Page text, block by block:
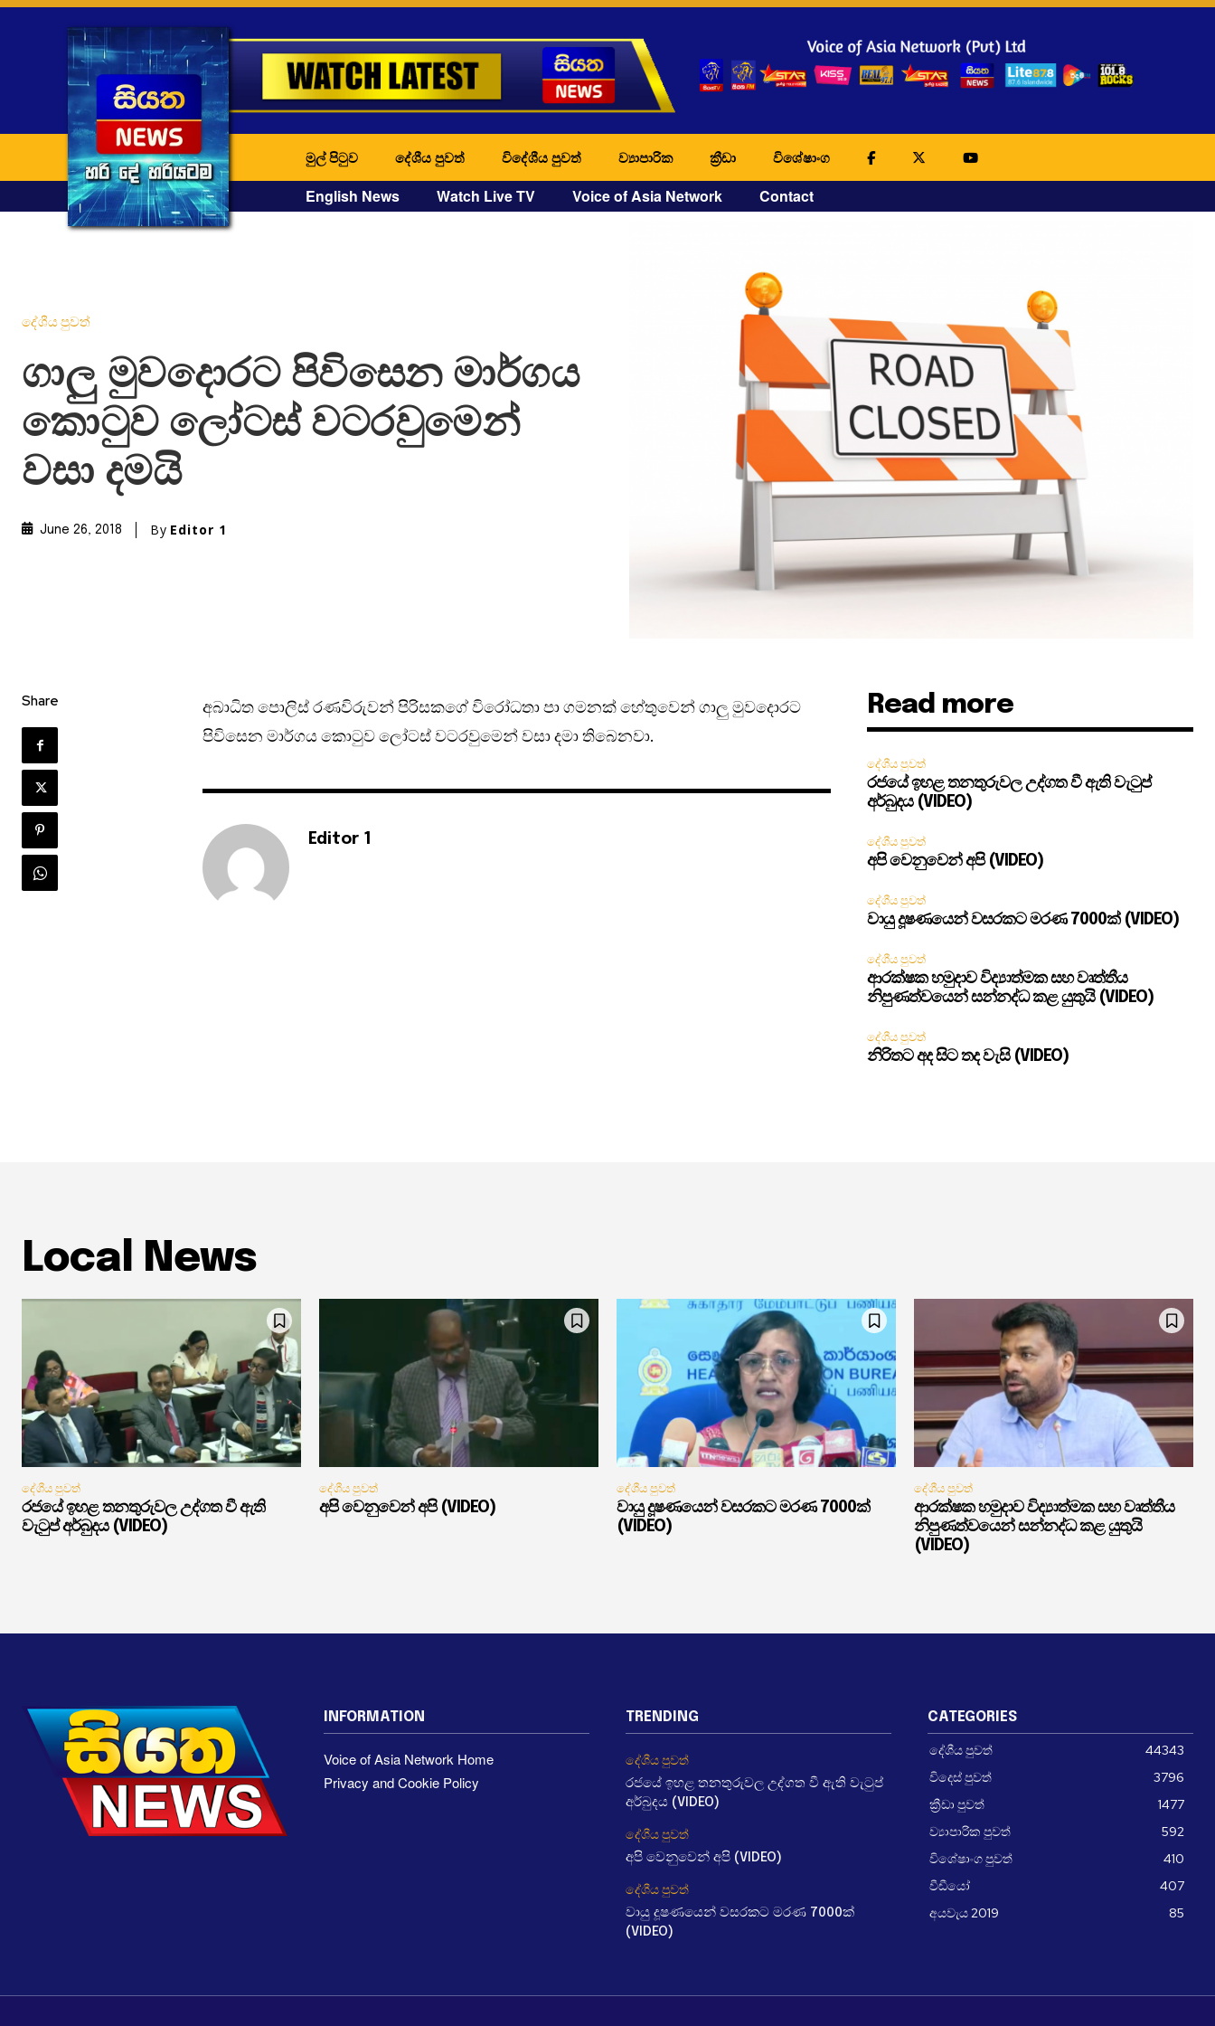
මුල් පිටුව දේශීය පුවත් විදේශීය පුවත් ව්‍යාපාරික ක්‍රීඩා විශේෂාංග
English News Watch Live TV Voice of Asia Network Contact
දේශීය පුවත්
ගාලු මුවදොරට පිවිසෙන මාර්ගය
කොටුව ලෝටස් වටරවුමෙන්
වසා දමයි
June 26, 2018 By Editor 1
Share
අබාධිත පොලිස් රණවිරුවන් පිරිසකගේ විරෝධතා පා ගමනක් හේතුවෙන් ගාලු මුවදොරට
පිවිසෙන මාර්ගය කොටුව ලෝටස් වටරවුමෙන් වසා දමා තිබෙනවා.
Editor 1
Read more
දේශීය පුවත්
රජයේ ඉහළ තනතුරුවල උද්ගත වී ඇති වැටුප්
අර්බුදය (VIDEO)
දේශීය පුවත්
අපි වෙනුවෙන් අපි (VIDEO)
දේශීය පුවත්
වායු දූෂණයෙන් වසරකට මරණ 7000ක් (VIDEO)
දේශීය පුවත්
ආරක්ෂක හමුදාව විද්‍යාත්මක සහ වෘත්තීය
නිපුණත්වයෙන් සන්නද්ධ කළ යුතුයි (VIDEO)
දේශීය පුවත්
නිරිතට අද සිට තද වැසි (VIDEO)
Local News
දේශීය පුවත්
රජයේ ඉහළ තනතුරුවල උද්ගත වී ඇති
වැටුප් අර්බුදය (VIDEO)
දේශීය පුවත්
අපි වෙනුවෙන් අපි (VIDEO)
දේශීය පුවත්
වායු දූෂණයෙන් වසරකට මරණ 7000ක්
(VIDEO)
දේශීය පුවත්
ආරක්ෂක හමුදාව විද්‍යාත්මක සහ වෘත්තීය
නිපුණත්වයෙන් සන්නද්ධ කළ යුතුයි
(VIDEO)
INFORMATION
Voice of Asia Network Home
Privacy and Cookie Policy
TRENDING
දේශීය පුවත්
රජයේ ඉහළ තනතුරුවල උද්ගත වී ඇති වැටුප්
අර්බුදය (VIDEO)
දේශීය පුවත්
අපි වෙනුවෙන් අපි (VIDEO)
දේශීය පුවත්
වායු දූෂණයෙන් වසරකට මරණ 7000ක්
(VIDEO)
CATEGORIES
දේශීය පුවත්
44343
විදෙස් පුවත්
3796
ක්‍රීඩා පුවත්
1477
ව්‍යාපාරික පුවත්
592
විශේෂාංග පුවත්
410
වීඩීයෝ
407
අයවැය 2019
85